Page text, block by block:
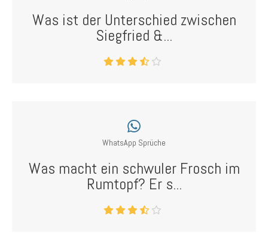
Was ist der Unterschied zwischen
Siegfried &...
WhatsApp Sprüche
Was macht ein schwuler Frosch im
Rumtopf? Er s...